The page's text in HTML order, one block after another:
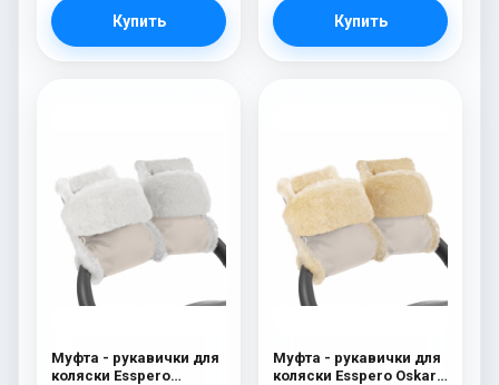
Купить Купить
Муфта - рукавички для
коляски Esspero
Муфта - рукавички для
коляски Esspero Oskar